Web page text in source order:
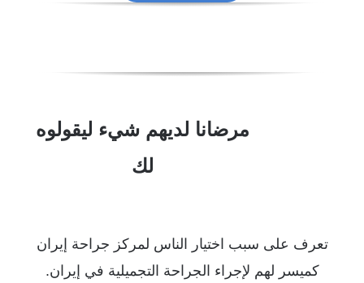
مرضانا لديهم شيء ليقولوه
لك
تعرف على سبب اختيار الناس لمركز جراحة إيران
كميسر لهم لإجراء الجراحة التجميلية في إيران.